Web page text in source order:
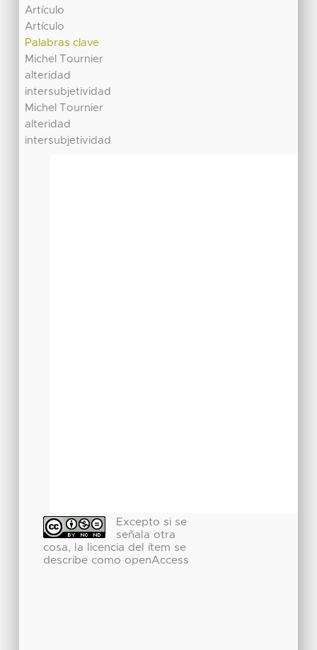
Artículo
Artículo
Palabras clave
Michel Tournier
alteridad
intersubjetividad
Michel Tournier
alteridad
intersubjetividad
Excepto si se
señala otra
cosa, la licencia del ítem se
describe como openAccess